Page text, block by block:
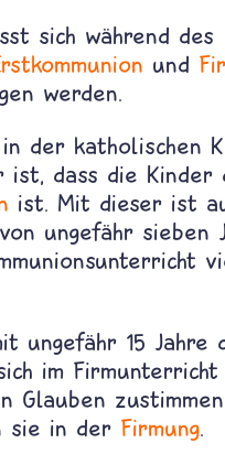
sich während des
und
werden.
der katholischen
dass die Kinder
ist. Mit dieser ist
ungefähr sieben
ungefähr 15 Jahre
im
sie in der Firmung.